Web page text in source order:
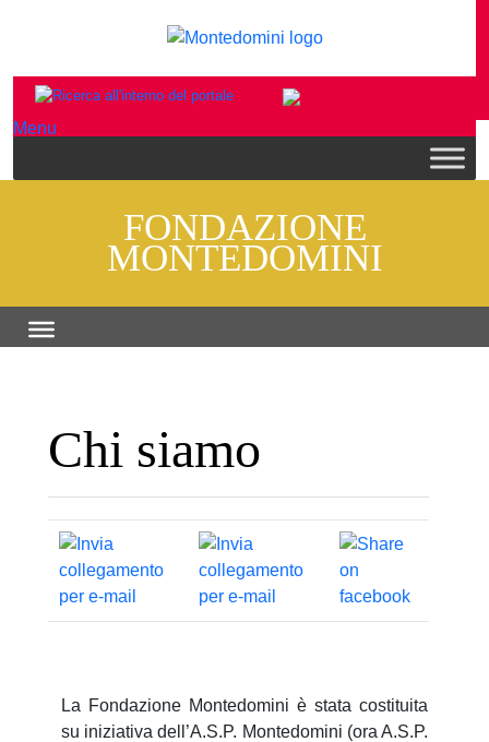
Menu
FONDAZIONE
MONTEDOMINI
Chi siamo
La Fondazione Montedomini è stata costituita
su iniziativa dell’A.S.P. Montedomini (ora A.S.P.